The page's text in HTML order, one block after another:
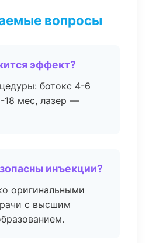
вопросы
эффект?
ботокс 4-6
18 мес, лазер —
инъекции?
оригинальными
с высшим